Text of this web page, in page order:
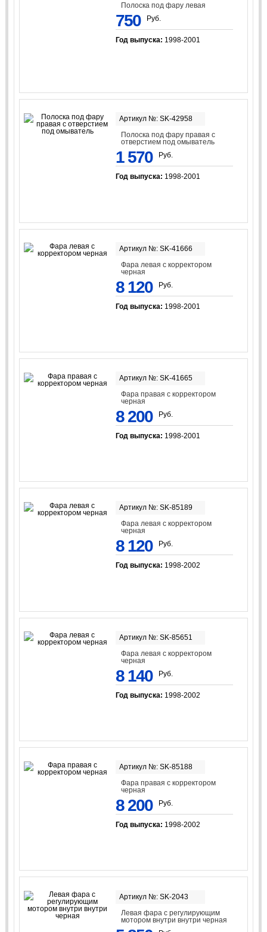
Полоска под фару левая
750 Руб.
Год выпуска: 1998-2001
Артикул №: SK-42958
Полоска под фару правая с
отверстием под омыватель
1 570 Руб.
Год выпуска: 1998-2001
Артикул №: SK-41666
Фара левая с корректором
черная
8 120 Руб.
Год выпуска: 1998-2001
Артикул №: SK-41665
Фара правая с корректором
черная
8 200 Руб.
Год выпуска: 1998-2001
Артикул №: SK-85189
Фара левая с корректором
черная
8 120 Руб.
Год выпуска: 1998-2002
Артикул №: SK-85651
Фара левая с корректором
черная
8 140 Руб.
Год выпуска: 1998-2002
Артикул №: SK-85188
Фара правая с корректором
черная
8 200 Руб.
Год выпуска: 1998-2002
Артикул №: SK-2043
Левая фара с регулирующим
мотором внутри внутри черная